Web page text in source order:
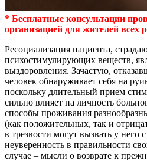
* Бесплатные консультации
организацией для жителей всех
Ресоциализация пациента,
психостимулирующих веществ,
выздоровления. Зачастую,
человек обнаруживает себя на
поскольку длительный прием
сильно влияет на личность
способы проживания
(как положительных, так и
в трезвости могут вызвать у него
неуверенность в правильности
случае – мысли о возврате к